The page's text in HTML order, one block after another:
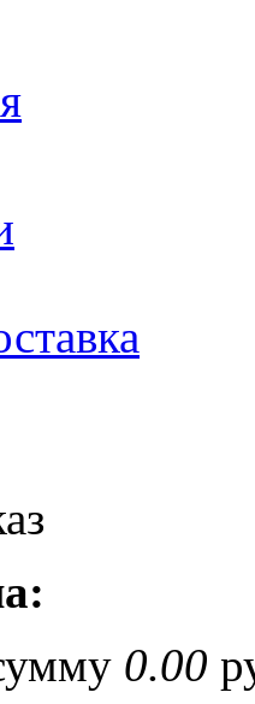
0.00